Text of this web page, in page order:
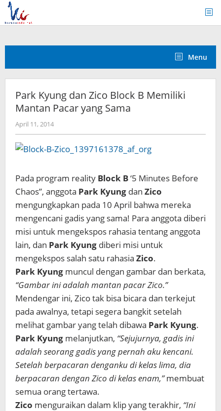
Skip
content
Menu
Park Kyung dan Zico Block B Memiliki
Mantan Pacar yang Sama
April 11, 2014by
Koreanindo
Pada program reality Block B‘5 Minutes Before
Chaos”, anggota Park Kyung dan Zico
mengungkapkan pada 10 April bahwa mereka
mengencani gadis yang sama! Para anggota diberi
misi untuk mengekspos rahasia tentanganggota
lain, dan Park Kyung diberi misi untuk
mengekspos salah satu rahasia Zico.
Park Kyung muncul dengan gambar dan berkata,
“Gambar iniadalah mantan pacarZico.”
Mendengar ini, Zicotak bisa bicara dan terkejut
pada awalnya, tetapi segera bangkit setelah
melihat gambaryang telah dibawa Park Kyung.
Park Kyung melanjutkan, “Sejujurnya, gadis ini
adalah seoranggadis yangpernah aku kencani.
Setelah berpacaran dengankudikelas lima, dia
berpacaran dengan Zico dikelas enam,” membuat
semua orangtertawa.
Zico menguraikan dalam klipyang terakhir, “Ini